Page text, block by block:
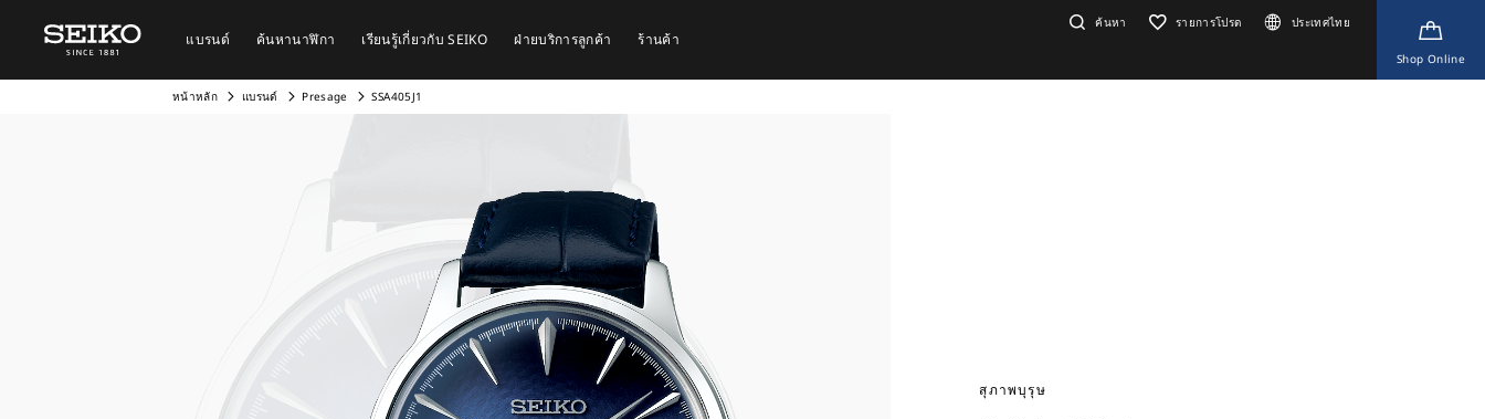
แบรนด์ ค้นหานาฬิกา เรียนรู้เกี่ยวกับ SEIKO ฝ่ายบริการลูกค้า ร้านค้า
ค้นหา รายการโปรด ประเทศไทย
Shop Online
หน้าหลัก แบรนด์ Presage SSA405J1
สุภาพบุรุษ